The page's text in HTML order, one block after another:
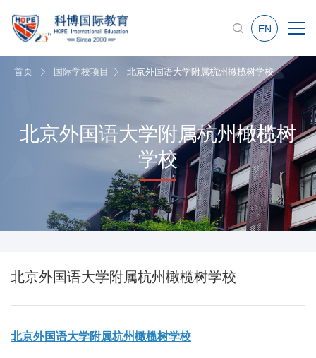
EN
首页 国际学校项目 北京外国语大学附属杭州橄榄树学校
北京外国语大学附属杭州橄榄树
学校
北京外国语大学附属杭州橄榄树学校
北京外国语大学附属杭州橄榄树学校